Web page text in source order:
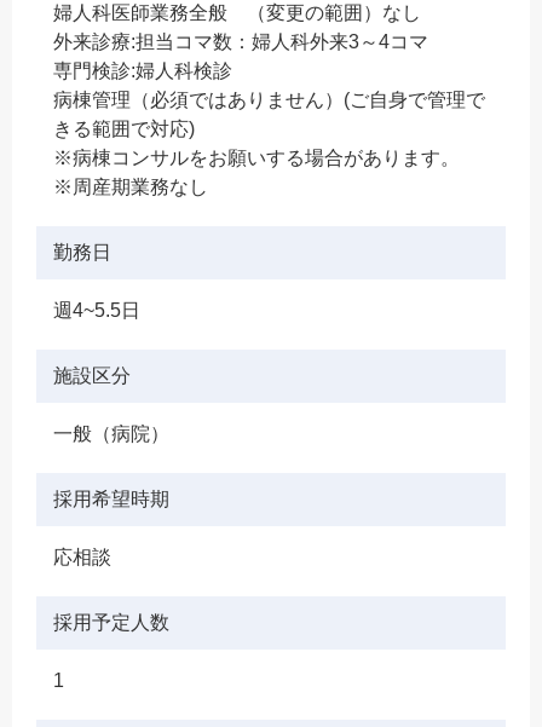
婦人科医師業務全般 （変更の範囲）なし
外来診療:担当コマ数：婦人科外来3～4コマ
専門検診:婦人科検診
病棟管理（必須ではありません）(ご自身で管理で
きる範囲で対応)
※病棟コンサルをお願いする場合があります。
※周産期業務なし
勤務日
週4~5.5日
施設区分
一般（病院）
採用希望時期
応相談
採用予定人数
1